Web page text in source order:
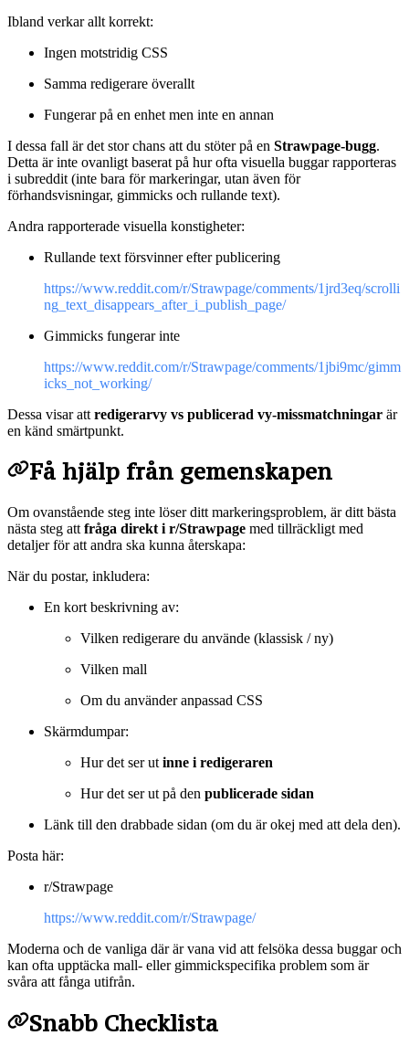
Ibland verkar allt korrekt:
Ingen motstridig CSS
Samma redigerare överallt
Fungerar på en enhet men inte en annan
I dessa fall är det stor chans att du stöter på en Strawpage-bugg.
Detta är inte ovanligt baserat på hur ofta visuella buggar rapporteras
i subreddit (inte bara för markeringar, utan även för
förhandsvisningar, gimmicks och rullande text).
Andra rapporterade visuella konstigheter:
Rullande text försvinner efter publicering
https://www.reddit.com/r/Strawpage/comments/1jrd3eq/scrolli
ng_text_disappears_after_i_publish_page/
Gimmicks fungerar inte
https://www.reddit.com/r/Strawpage/comments/1jbi9mc/gimm
icks_not_working/
Dessa visar att redigerarvy vs publicerad vy-missmatchningar är
en känd smärtpunkt.
Få hjälp från gemenskapen
Om ovanstående steg inte löser ditt markeringsproblem, är ditt bästa
nästa steg att fråga direkt i r/Strawpage med tillräckligt med
detaljer för att andra ska kunna återskapa:
När du postar, inkludera:
En kort beskrivning av:
Vilken redigerare du använde (klassisk / ny)
Vilken mall
Om du använder anpassad CSS
Skärmdumpar:
Hur det ser ut inne i redigeraren
Hur det ser ut på den publicerade sidan
Länk till den drabbade sidan (om du är okej med att dela den).
Posta här:
r/Strawpage
https://www.reddit.com/r/Strawpage/
Moderna och de vanliga där är vana vid att felsöka dessa buggar och
kan ofta upptäcka mall- eller gimmickspecifika problem som är
svåra att fånga utifrån.
Snabb Checklista